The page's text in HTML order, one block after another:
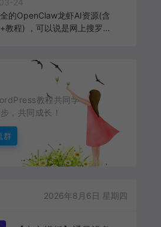
24
的OpenClaw龙虾AI资源(含
教程) ，可以说是网上搜罗的
教程共同学
，共同成长！
群
2026年8月6日 星期四